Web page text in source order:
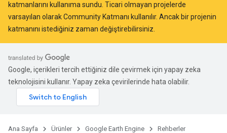
katmanlarını kullanıma sundu. Ticari olmayan projelerde
varsayılan olarak Community Katmanı kullanılır. Ancak bir projenin
katmanını istediğiniz zaman değiştirebilirsiniz.
Google, içerikleri tercih ettiğiniz dile çevirmek için yapay zeka
teknolojisini kullanır. Yapay zeka çevirilerinde hata olabilir.
Ana Sayfa Ürünler Google Earth Engine Rehberler